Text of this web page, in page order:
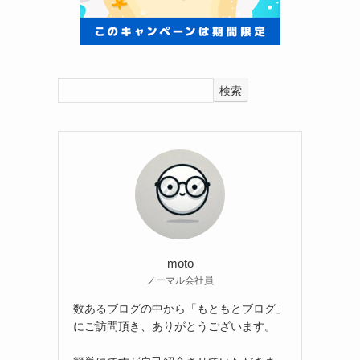
検索
moto
ノーマル会社員
数あるブログの中から「もともとブログ」
にご訪問頂き、ありがとうございます。